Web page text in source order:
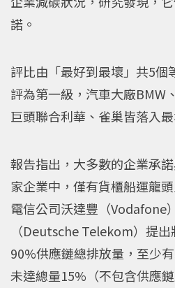
諾。
評比由「最好到最壞」共5個
評為第一級，汽車大廠BMW
巨頭聯合利華、雀巢皆落入
報告指出，大多數的企業承
家企業中，僅有貨櫃船運龍
電信公司沃達豐（Vodafone
（Deutsche Telekom）提
90%供應鏈總排放量，至少
未達總量15%（不包含供應